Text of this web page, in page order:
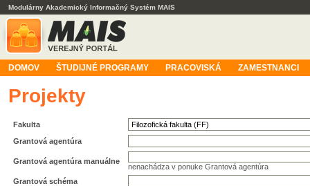
Modulárny Akademický Informačný Systém MAIS
DOMOV ŠTUDIJNÉ PROGRAMY PRACOVISKÁ ZAMESTNANCI
Projekty
Fakulta
Grantová agentúra
Grantová agentúra manuálne
nenachádza v ponuke Grantová agentúra
Grantová schéma